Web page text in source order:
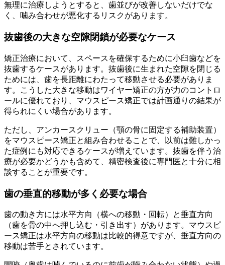
無理に治療しようとすると、歯並びが改善しないだけでな
く、噛み合わせが悪化するリスクがあります。
抜歯後の大きな空隙閉鎖が必要なケース
矯正治療において、スペースを確保するために小臼歯などを
抜歯するケースがあります。抜歯後に生まれた空隙を閉じる
ためには、歯を長距離にわたって移動させる必要がありま
す。こうした大きな移動はワイヤー矯正の方が力のコントロ
ールに優れており、マウスピース矯正では計画通りの結果が
得られにくい場合があります。
ただし、アンカースクリュー（顎の骨に固定する補助装置）
をマウスピース矯正と組み合わせることで、以前は難しかっ
た症例にも対応できるケースが増えています。抜歯を伴う治
療が必要かどうかも含めて、精密検査後に専門医と十分に相
談することが重要です。
歯の垂直的移動が多く必要な場合
歯の動き方には水平方向（横への移動・回転）と垂直方向
（歯を骨の中へ押し込む・引き出す）があります。マウスピ
ース矯正は水平方向の移動は比較的得意ですが、垂直方向の
移動は苦手とされています。